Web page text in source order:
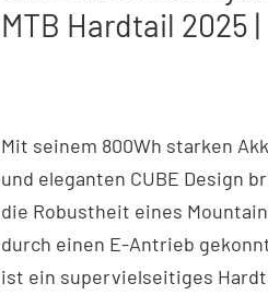
MTB Hardtail 2025
Mit seinem 800Wh starken
und eleganten CUBE Design
die Robustheit eines
durch einen E-Antrieb
ist ein supervielseitiges